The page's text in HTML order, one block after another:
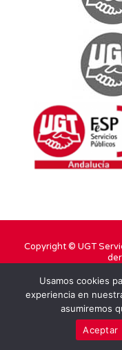
Copyright © UGT
TWITTER
Usamos cookies
experiencia en
asumiremos
Aceptar